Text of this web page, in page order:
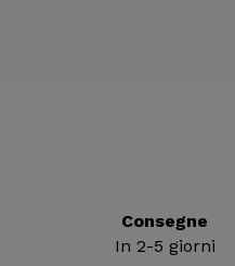
Consegne
In 2-5 giorni